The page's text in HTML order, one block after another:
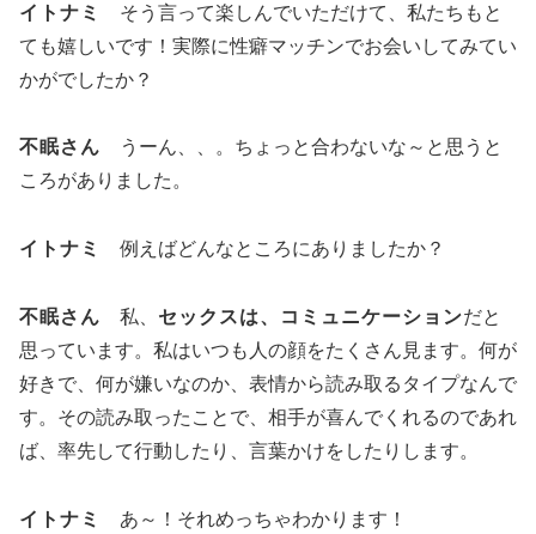
イトナミ
そう言って楽しんでいただけて、私たちもと
ても嬉しいです！実際に性癖マッチンでお会いしてみてい
かがでしたか？
不眠さん うーん、、。ちょっと合わないな～と思うと
ころがありました。
イトナミ 例えばどんなところにありましたか？
不眠さん 私、 セックスは、コミュニケーションだと
思っています。私はいつも人の顔をたくさん見ます。何が
好きで、何が嫌いなのか、表情から読み取るタイプなんで
す。その読み取ったことで、相手が喜んでくれるのであれ
ば、率先して行動したり、言葉かけをしたりします。
イトナミ あ～！それめっちゃわかります！